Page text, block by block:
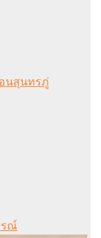
นสุนทรภู่
รณ์